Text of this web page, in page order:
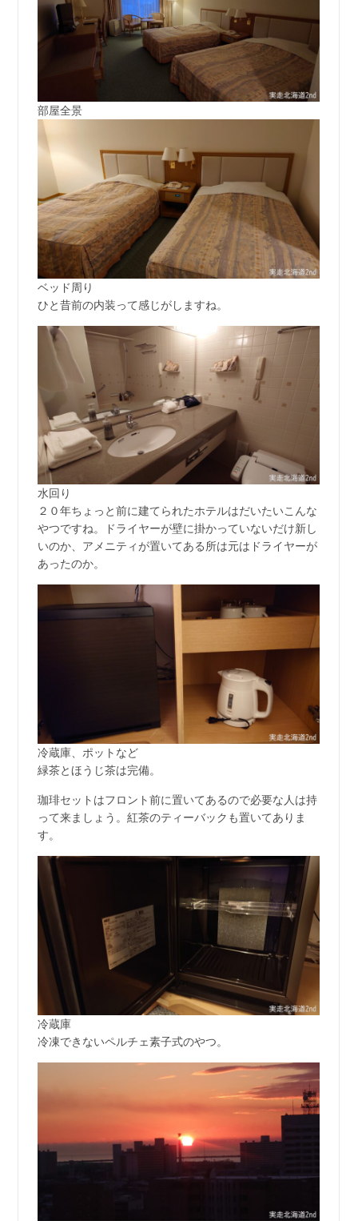
部屋全景
ベッド周り
ひと昔前の内装って感じがしますね。
水回り
２０年ちょっと前に建てられたホテルはだいたいこんな
やつですね。ドライヤーが壁に掛かっていないだけ新し
いのか、アメニティが置いてある所は元はドライヤーが
あったのか。
冷蔵庫、ポットなど
緑茶とほうじ茶は完備。
珈琲セットはフロント前に置いてあるので必要な人は持
って来ましょう。紅茶のティーバックも置いてありま
す。
冷蔵庫
冷凍できないペルチェ素子式のやつ。